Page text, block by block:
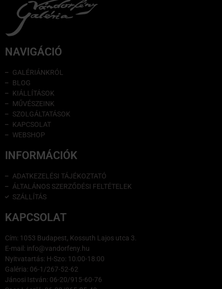
NAVIGÁCIÓ
GALÉRIÁNKRÓL
BLOG
KIÁLLÍTÁSOK
MŰVÉSZEINK
SZOLGÁLTATÁSOK
KAPCSOLAT
WEBSHOP
INFORMÁCIÓK
ADATKEZELÉSI TÁJÉKOZTATÓ
ÁLTALÁNOS SZERZŐDÉSI FELTÉTELEK
SZÁLLÍTÁS
KAPCSOLAT
Cím: 1053 Budapest, Kossuth Lajos utca 3.
E-mail: info@vandorfeny.hu
Nyitvatartás: H-Szo: 10:00-18:00
Galéria: 06-1/267-52-62
Jánosi István: 06-20/915-60-76